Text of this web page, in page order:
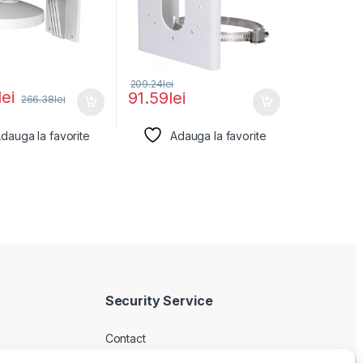
266.38lei
la favorite
91.59lei
209.24lei
Adauga la favorite
Security Service
Contact